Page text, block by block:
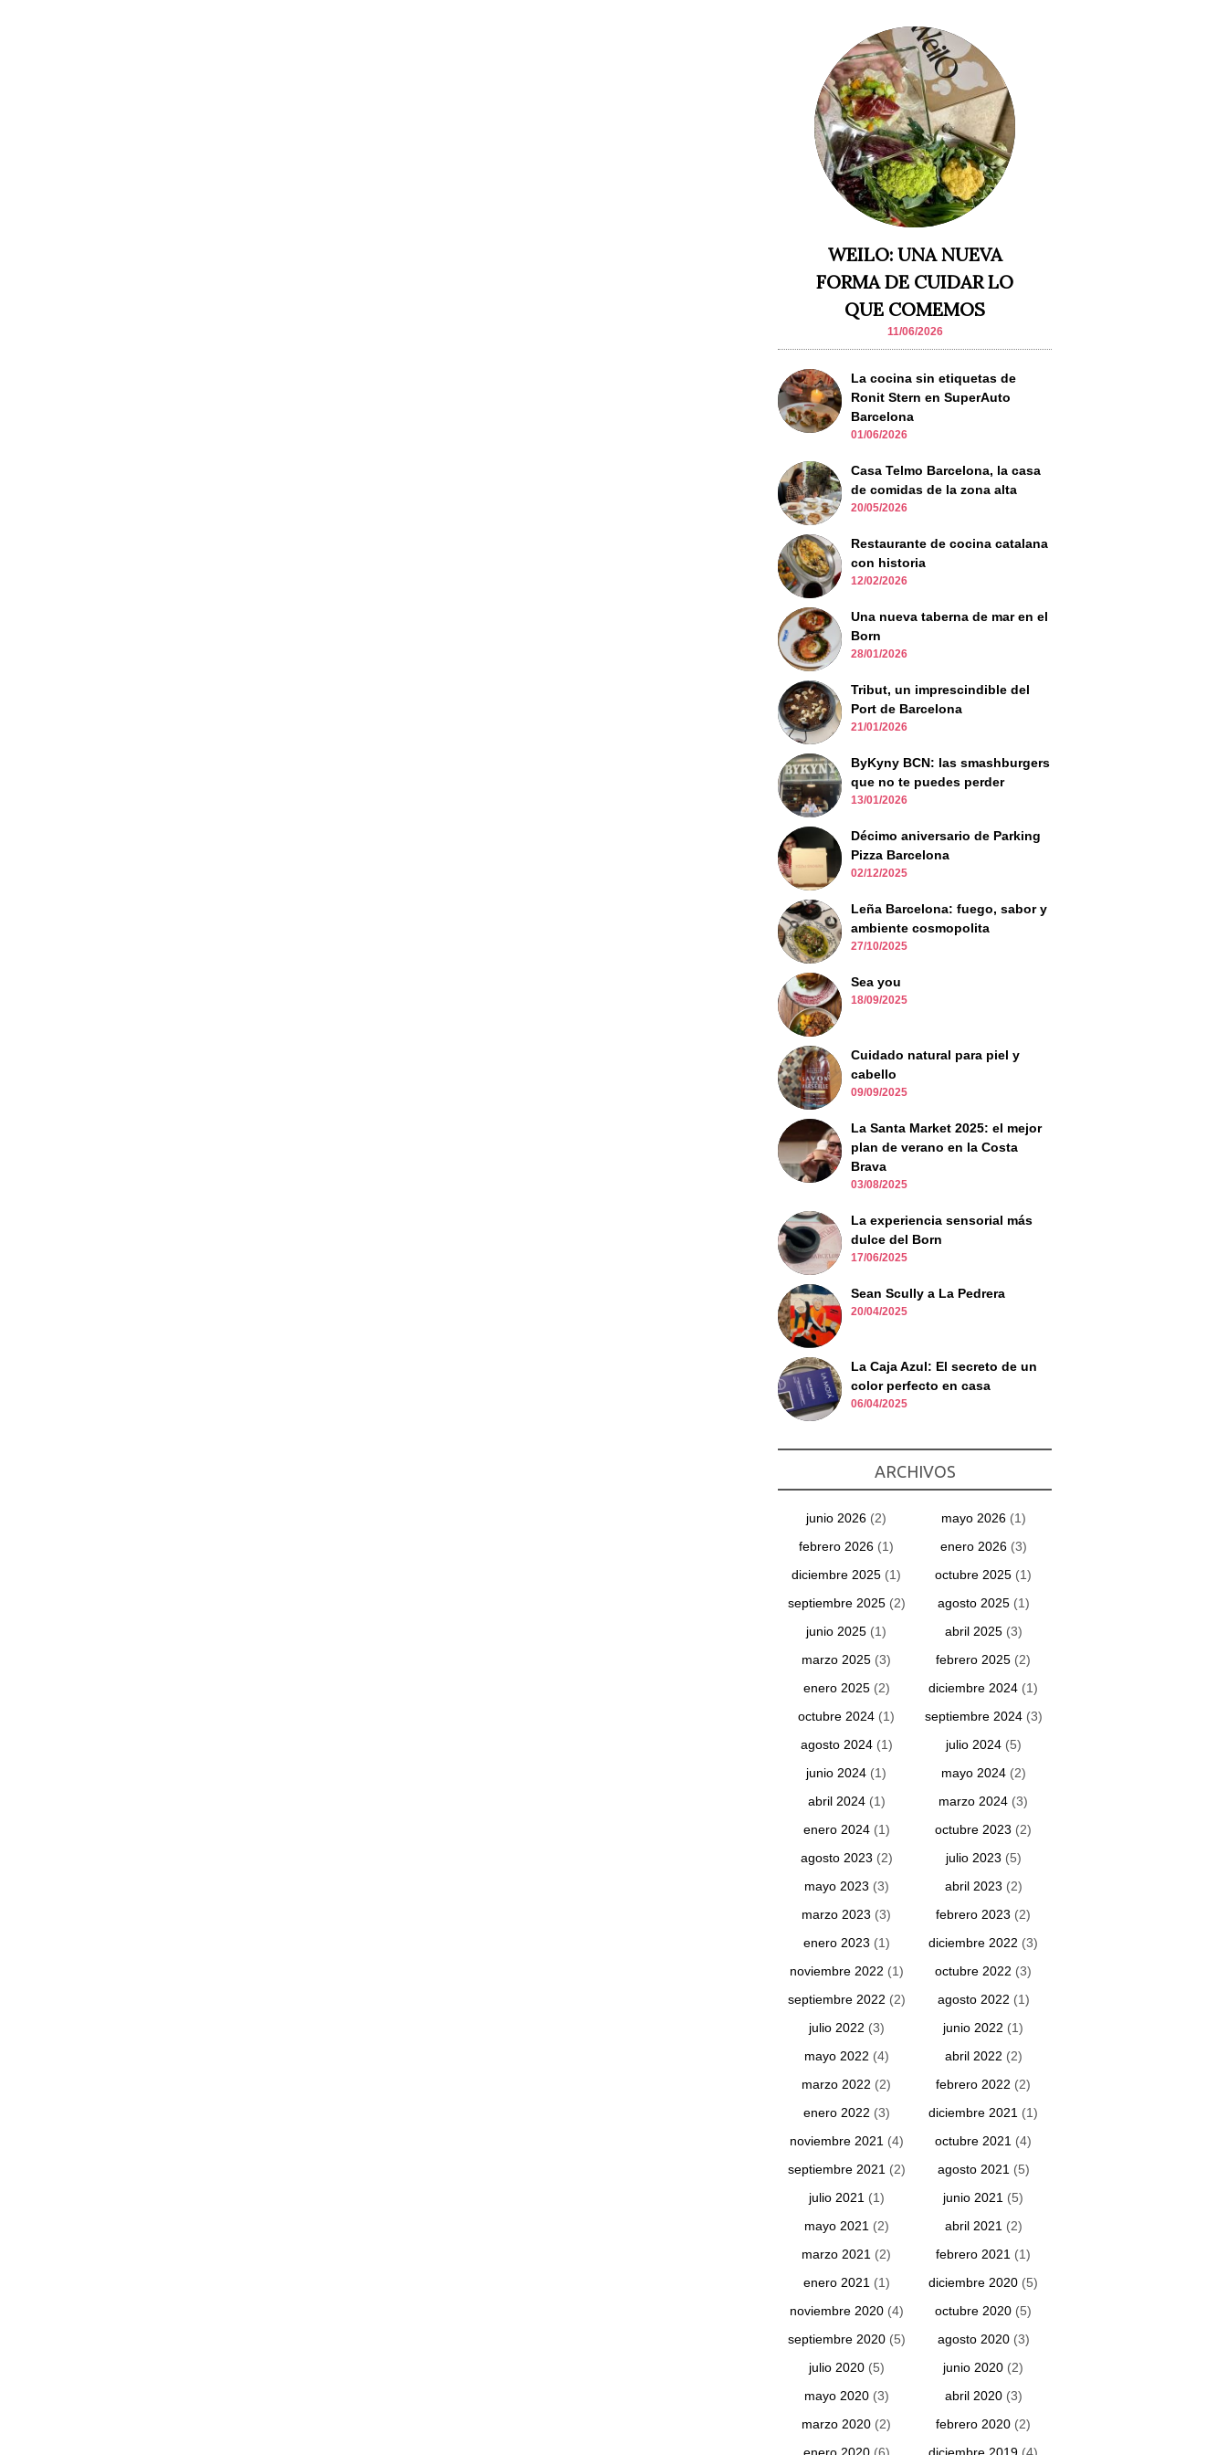
WEILO: UNA NUEVA
FORMA DE CUIDAR LO
QUE COMEMOS
11/06/2026
La cocina sin etiquetas de
Ronit Stern en SuperAuto
Barcelona
01/06/2026
Casa Telmo Barcelona, la casa
de comidas de la zona alta
20/05/2026
Restaurante de cocina catalana
con historia
12/02/2026
Una nueva taberna de mar en el
Born
28/01/2026
Tribut, un imprescindible del
Port de Barcelona
21/01/2026
ByKyny BCN: las smashburgers
que no te puedes perder
13/01/2026
Décimo aniversario de Parking
Pizza Barcelona
02/12/2025
Leña Barcelona: fuego, sabor y
ambiente cosmopolita
27/10/2025
Sea you
18/09/2025
Cuidado natural para piel y
cabello
09/09/2025
La Santa Market 2025: el mejor
plan de verano en la Costa
Brava
03/08/2025
La experiencia sensorial más
dulce del Born
17/06/2025
Sean Scully a La Pedrera
20/04/2025
La Caja Azul: El secreto de un
color perfecto en casa
06/04/2025
ARCHIVOS
junio 2026 (2) mayo 2026(1)
febrero 2026 (1) enero 2026(3)
diciembre 2025 (1) octubre 2025 (1)
septiembre 2025(2) agosto 2025(1)
junio 2025 (1) abril 2025(3)
marzo 2025 (3) febrero 2025 (2)
enero 2025(2) diciembre 2024 (1)
octubre 2024 (1) septiembre 2024(3)
agosto 2024(1) julio 2024(5)
junio 2024 (1) mayo 2024(2)
abril 2024(1) marzo 2024 (3)
enero 2024(1) octubre 2023 (2)
agosto 2023 (2) julio 2023 (5)
mayo 2023 (3) abril 2023 (2)
marzo 2023 (3) febrero 2023 (2)
enero 2023 (1) diciembre 2022 (3)
noviembre 2022 (1) octubre 2022 (3)
septiembre 2022 (2) agosto 2022 (1)
julio 2022 (3) junio 2022 (1)
mayo 2022 (4) abril 2022 (2)
marzo 2022 (2) febrero 2022 (2)
enero 2022 (3) diciembre 2021 (1)
noviembre 2021 (4) octubre 2021 (4)
septiembre 2021 (2) agosto 2021 (5)
julio 2021 (1) junio 2021 (5)
mayo 2021 (2) abril 2021 (2)
marzo 2021 (2) febrero 2021 (1)
enero 2021 (1) diciembre 2020 (5)
noviembre 2020(4) octubre 2020 (5)
septiembre 2020(5) agosto 2020(3)
julio 2020(5) junio 2020 (2)
mayo 2020(3) abril 2020(3)
marzo 2020 (2) febrero 2020 (2)